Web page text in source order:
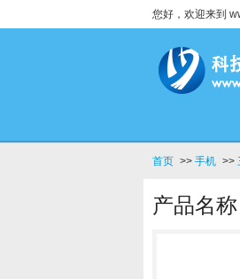
您好，欢迎来到
首页 >> 手机 >>
产品名